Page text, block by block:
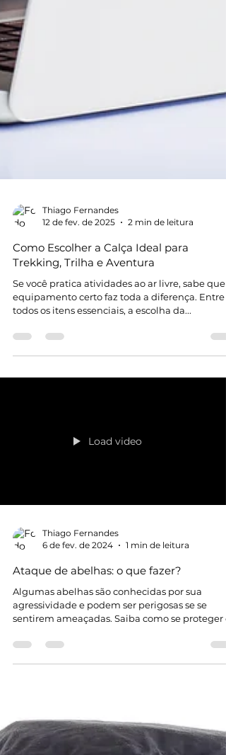
12 de fev. de 2025
2 min de leitura
Como Escolher a Calça Ideal para
Trekking, Trilha e Aventura
Se você pratica atividades ao ar livre, sabe que
todos os itens essenciais, a escolha da...
6 de fev. de 2024
1 min de leitura
Ataque de abelhas: o que fazer?
Algumas abelhas são conhecidas por sua
sentirem ameaçadas. Saiba como se proteger e